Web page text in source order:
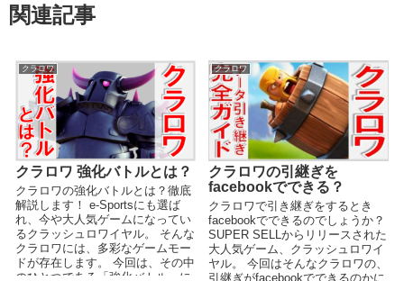
関連記事
クラロワ
クラロワ 強化バトルとは？
クラロワの強化バトルとは？徹底
解説します！ e-Sportsにも選ば
れ、今や大人気ゲームになってい
るクラッシュロワイヤル。 そんな
クラロワには、多彩なゲームモー
ドが存在します。 今回は、その中
のひとつである「強化バトル」に
クラロワ
クラロワの引継ぎを
facebookでできる？
クラロワで引き継ぎをするとき
facebookでできるのでしょうか？
SUPER SELLからリリースされた
大人気ゲーム、クラッシュロワイ
ヤル。 今回はそんなクラロワの、
引継ぎがfacebookでできるのかに